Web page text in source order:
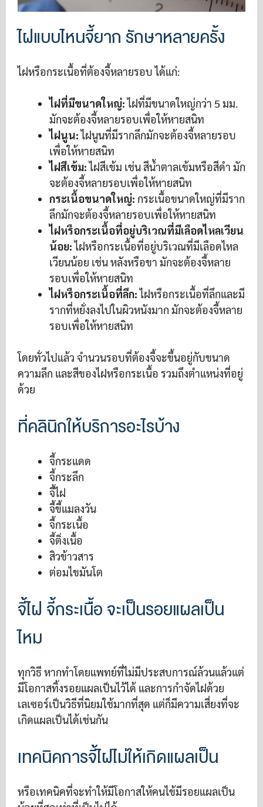
ไฝแบบไหนจี้ยาก รักษาหลายครั้ง
ไฝหรือกระเนื้อที่ต้องจี้หลายรอบ ได้แก่:
ไฝที่มีขนาดใหญ่:ไฝที่มีขนาดใหญ่กว่า 5 มม.
มักจะต้องจี้หลายรอบเพื่อให้หายสนิท
ไฝนูน:ไฝนูนที่มีรากลึกมักจะต้องจี้หลายรอบ
เพื่อให้หายสนิท
ไฝสีเข้ม:ไฝสีเข้ม เช่น สีน้ำตาลเข้มหรือสีดำ มัก
จะต้องจี้หลายรอบเพื่อให้หายสนิท
กระเนื้อขนาดใหญ่: กระเนื้อขนาดใหญ่ที่มีราก
ลึกมักจะต้องจี้หลายรอบเพื่อให้หายสนิท
ไฝหรือกระเนื้อที่อยู่บริเวณที่มีเลือดไหลเวียน
น้อย:ไฝหรือกระเนื้อที่อยู่บริเวณที่มีเลือดไหล
เวียนน้อย เช่น หลังหรือขา มักจะต้องจี้หลาย
รอบเพื่อให้หายสนิท
ไฝหรือกระเนื้อที่ลึก:ไฝหรือกระเนื้อที่ลึกและมี
รากที่หยั่งลงไปในผิวหนังมาก มักจะต้องจี้หลาย
รอบเพื่อให้หายสนิท
โดยทั่วไปแล้ว จำนวนรอบที่ต้องจี้จะขึ้นอยู่กับขนาด
ความลึก และสีของไฝหรือกระเนื้อ รวมถึงตำแหน่งที่อยู่
ด้วย
ที่คลินิกให้บริการอะไรบ้าง
จี้กระแดด
จี้กระลึก
จี้ไฝ
จี้ขี้แมลงวัน
จี้กระเนื้อ
จี้ติ่งเนื้อ
สิวข้าวสาร
ต่อมไขมันโต
จี้ไฝ จี้กระเนื้อ จะเป็นรอยแผลเป็น
ไหม
ทุกวิธี หากทำโดยแพทย์ที่ไม่มีประสบการณ์ล้วนแล้วแต่
มีโอกาสทิ้งรอยแผลเป็นไว้ได้ และการกำจัดไฝด้วย
เลเซอร์เป็นวิธีที่นิยมใช้มากที่สุด แต่ก็มีความเสี่ยงที่จะ
เกิดแผลเป็นได้เช่นกัน
เทคนิคการจี้ไฝไม่ให้เกิดแผลเป็น
หรือเทคนิคที่จะทำให้มีโอกาสให้คนไข้มีรอยแผลเป็น